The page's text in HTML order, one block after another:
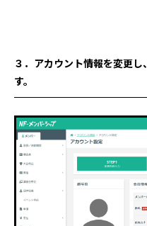
３．アカウント情報を変更し、
す。